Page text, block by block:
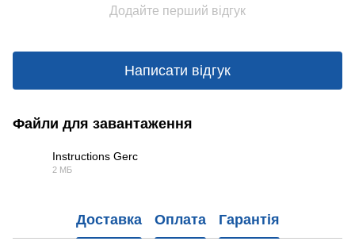
Додайте перший відгук
Написати відгук
Файли для завантаження
Instructions Gerc
2 МБ
Доставка Оплата Гарантія